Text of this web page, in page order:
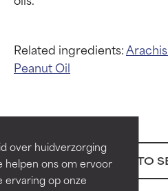
over huidverzorging
helpen ons om ervoor
ervaring op onze
Related ingredients:
Peanut Oil
BACK TO
Bewezen en
onafhankelijk
Uitstekend actief
Bewezen en
onafhankelijk
Uitstekend actief